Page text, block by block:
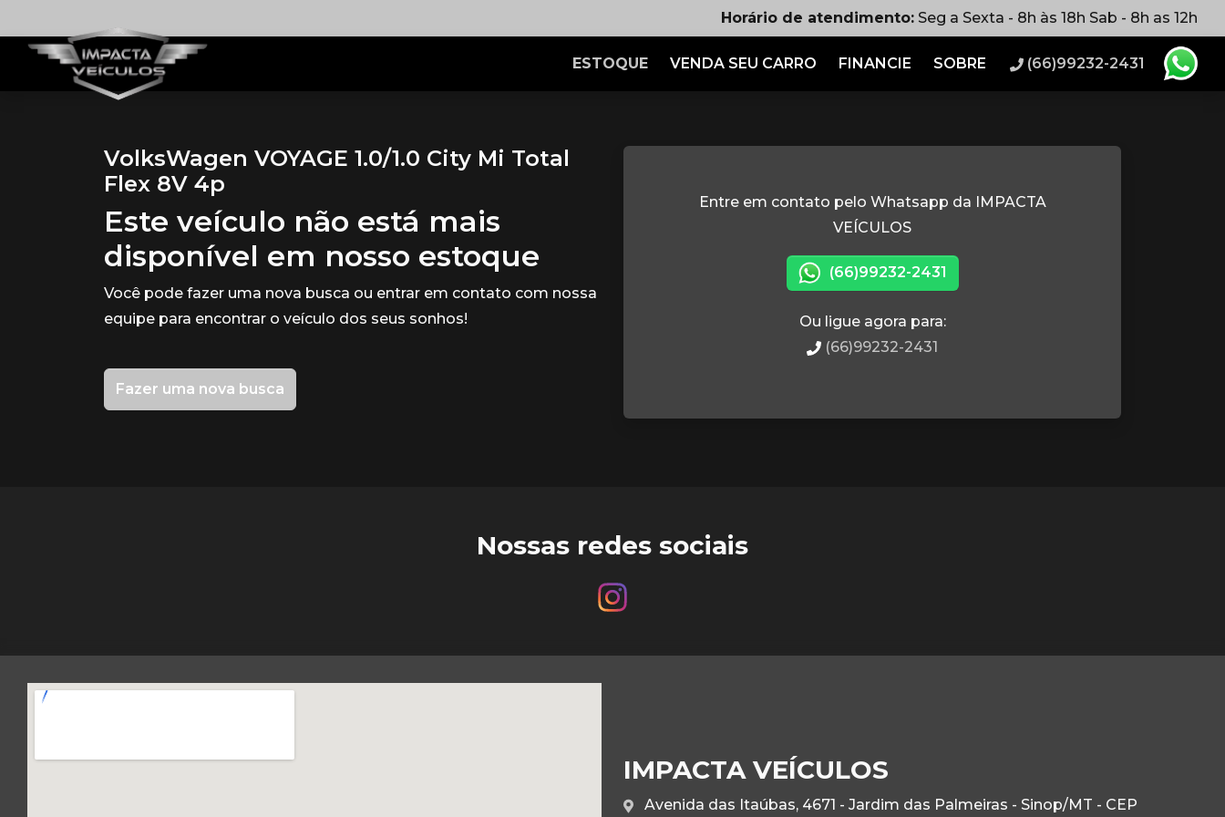
Horário de atendimento: Seg a Sexta - 8h às 18h Sab - 8h as 12h
ESTOQUE VENDA SEU CARRO FINANCIE SOBRE (66)99232-2431
VolksWagen VOYAGE 1.0/1.0 City Mi Total
Flex 8V 4p
Este veículo não está mais
disponível em nosso estoque
Você pode fazer uma nova busca ou entrar em contato com nossa
equipe para encontrar o veículo dos seus sonhos!
Fazer uma nova busca
Entre em contato pelo Whatsapp da IMPACTA
VEÍCULOS
(66)99232-2431
Ou ligue agora para:
(66)99232-2431
Nossas redes sociais
IMPACTA VEÍCULOS
Avenida das Itaúbas, 4671 - Jardim das Palmeiras - Sinop/MT - CEP